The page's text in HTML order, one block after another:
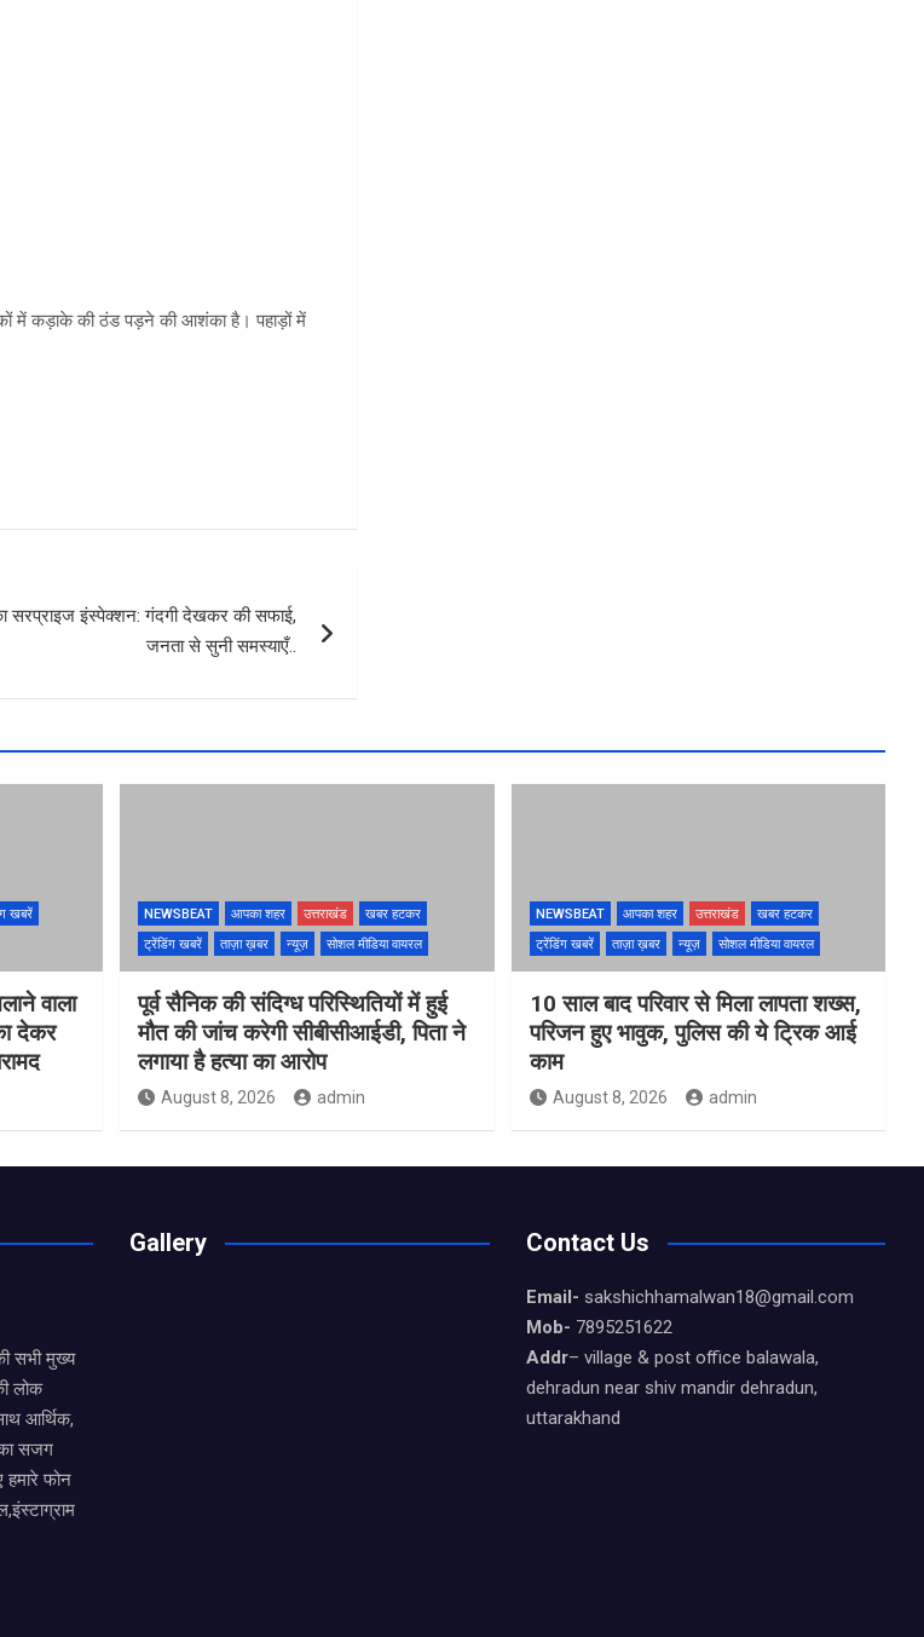
में कड़ाके की ठंड पड़ने की आशंका है। पहाड़ों में
सरप्राइज इंस्पेक्शन: गंदगी देखकर की सफाई,
जनता से सुनी समस्याएँ..
खबरें
वाला
देकर
NEWSBEAT आपका शहर उत्तराखंड
खबर हटकर
ट्रेंडिंग खबरें
ताज़ा ख़बर न्यूज़ सोशल मीडिया वायरल
पूर्व सैनिक की संदिग्ध परिस्थितियों में हुई
मौत की जांच करेगी सीबीसीआईडी, पिता ने
लगाया है हत्या का आरोप
August 8, 2026 admin
NEWSBEAT आपका शहर उत्तराखंड
खबर हटकर
ट्रेंडिंग खबरें
ताज़ा ख़बर न्यूज़ सोशल मीडिया वायरल
10 साल बाद परिवार से मिला लापता शख्स,
परिजन हुए भावुक, पुलिस की ये ट्रिक आई
काम
August 8, 2026 admin
सभी मुख्य
लोक
आर्थिक,
का सजग
हमारे फोन
Gallery Contact Us
Email- sakshichhamalwan18@gmail.com
Mob- 7895251622
Addr– village & post office balawala,
dehradun near shiv mandir dehradun,
uttarakhand